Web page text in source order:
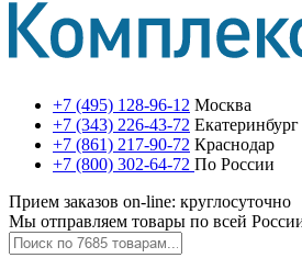
+7 (495) 128-96-12 Москва
+7 (343) 226-43-72 Екатеринбург
+7 (861) 217-90-72 Краснодар
+7 (800) 302-64-72 По России
Прием заказов on-line: круглосуточно
Мы отправляем товары по всей